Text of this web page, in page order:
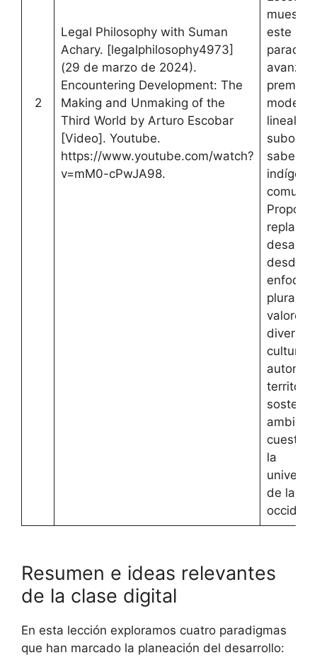
2
Legal Philosophy with Suman
Achary. [legalphilosophy4973]
(29 de marzo de 2024).
Encountering Development: The
Making and Unmaking of the
Third World by Arturo Escobar
[Video]. Youtube.
https://www.youtube.com/watch?
v=mM0-cPwJA98.
muestra
este
avanzó
premisa
lineal,
saberes
Propone
desde
plurales
valoren
cultural,
la
de las
Resumen e ideas relevantes
de la clase digital
En esta lección exploramos cuatro paradigmas
que han marcado la planeación del desarrollo: